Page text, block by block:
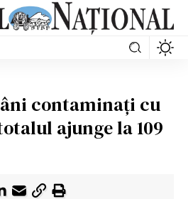
contaminați cu
ajunge la 109